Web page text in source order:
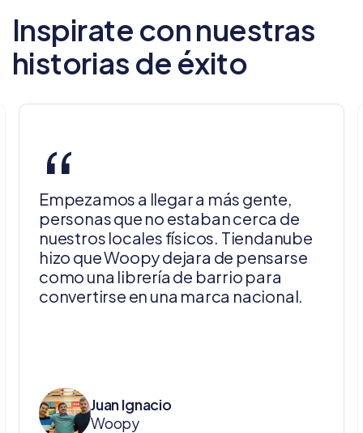
Inspirate con nuestras
historias de éxito
“
Empezamos a llegar a más gente,
personas que no estaban cerca de
nuestros locales físicos. Tiendanube
hizo que Woopy dejara de pensarse
como una librería de barrio para
convertirse en una marca nacional.
Juan Ignacio
Woopy